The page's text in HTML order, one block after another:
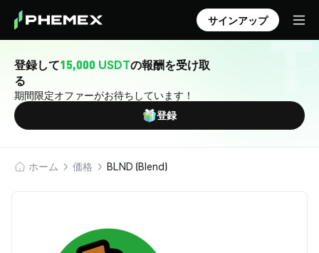
サインアップ
登録して15,000 USDTの報酬を受け取
る
期間限定オファーがお待ちしています！
登録
ホーム 価格 BLND (Blend)